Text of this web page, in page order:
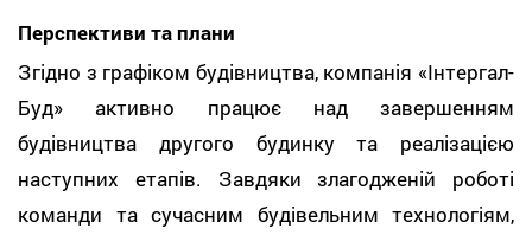
Перспективи та плани
Згідно з графіком будівництва, компанія «Інтергал-
Буд» активно працює над завершенням
будівництва другого будинку та реалізацією
наступних етапів. Завдяки злагодженій роботі
команди та сучасним будівельним технологіям,